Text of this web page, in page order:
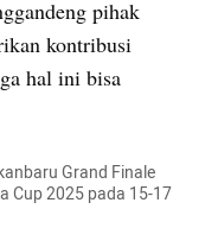
pihak
kontribusi
hal ini bisa
Grand Finale
Cup 2025 pada 15-17